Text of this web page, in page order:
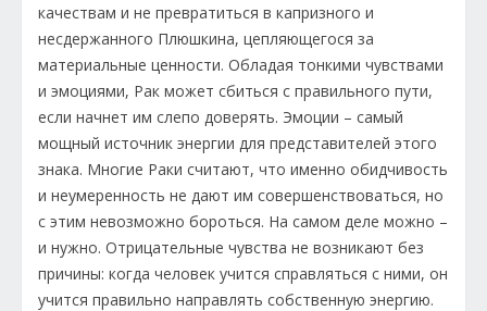
качествам и не превратиться в капризного и
несдержанного Плюшкина, цепляющегося за
материальные ценности. Обладая тонкими чувствами
и эмоциями, Рак может сбиться с правильного пути,
если начнет им слепо доверять. Эмоции – самый
мощный источник энергии для представителей этого
знака. Многие Раки считают, что именно обидчивость
и неумеренность не дают им совершенствоваться, но
с этим невозможно бороться. На самом деле можно –
и нужно. Отрицательные чувства не возникают без
причины: когда человек учится справляться с ними, он
учится правильно направлять собственную энергию.